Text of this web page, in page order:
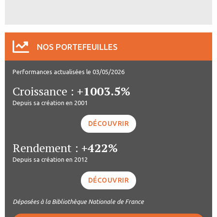
NOS PORTEFEUILLES
Performances actualisées le 03/05/2026
Croissance : +1003.5%
Depuis sa création en 2001
DÉCOUVRIR
Rendement : +422%
Depuis sa création en 2012
DÉCOUVRIR
Déposées à la Bibliothèque Nationale de France